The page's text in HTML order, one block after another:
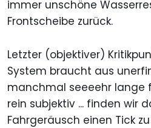
immer unschöne
Frontscheibe zurück.
Letzter (objektiver)
System braucht aus
manchmal seeeehr lange
rein subjektiv ... finden wir
Fahrgeräusch einen Tick